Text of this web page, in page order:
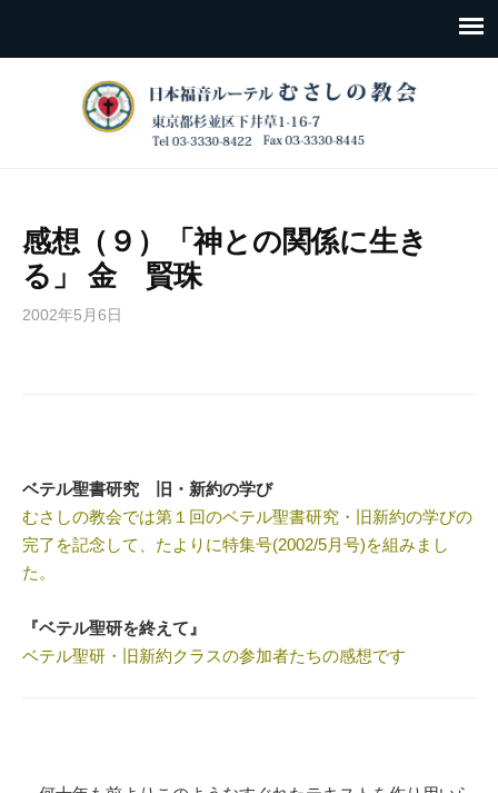
感想（９）「神との関係に生き
る」 金 賢珠
2002年5月6日
ベテル聖書研究 旧・新約の学び
むさしの教会では第１回のベテル聖書研究・旧新約の学びの
完了を記念して、たよりに特集号(2002/5月号)を組みまし
た。
『ベテル聖研を終えて』
ベテル聖研・旧新約クラスの参加者たちの感想です